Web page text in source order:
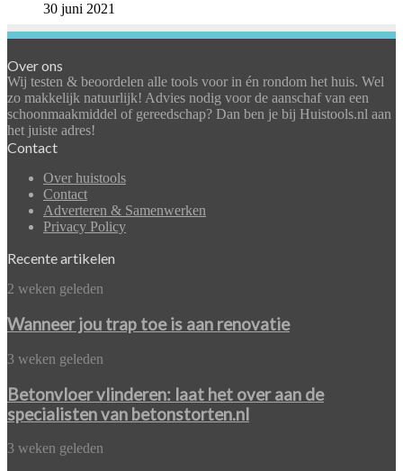
30 juni 2021
Over ons
Wij testen & beoordelen alle tools voor in én rondom het huis. Wel
zo makkelijk natuurlijk! Advies nodig voor de aanschaf van een
schoonmaakmiddel of gereedschap? Dan ben je bij Huistools.nl aan
het juiste adres!
Contact
Over huistools
Contact
Adverteren & Samenwerken
Privacy Policy
Recente artikelen
Wanneer
trap
toe
is
aan
renovatie
2 weken geleden
Wanneer jou trap toe is aan renovatie
Betonvloer
laat
het
over
de
3 weken geleden
Betonvloer vlinderen: laat het over aan de
specialisten van betonstorten.nl
Zelf
3 weken geleden